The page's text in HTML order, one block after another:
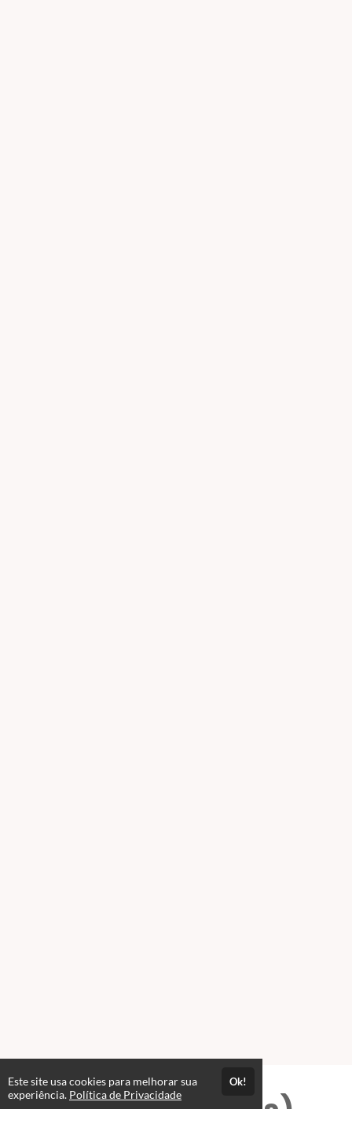
Professores(as)
Este site usa cookies para melhorar sua
experiência. Política de Privacidade
Ok!